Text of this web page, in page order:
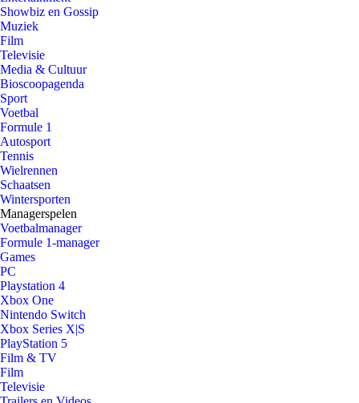
Showbiz en Gossip
Muziek
Film
Televisie
Media & Cultuur
Bioscoopagenda
Sport
Voetbal
Formule 1
Autosport
Tennis
Wielrennen
Schaatsen
Wintersporten
Managerspelen
Voetbalmanager
Formule 1-manager
Games
PC
Playstation 4
Xbox One
Nintendo Switch
Xbox Series X|S
PlayStation 5
Film & TV
Film
Televisie